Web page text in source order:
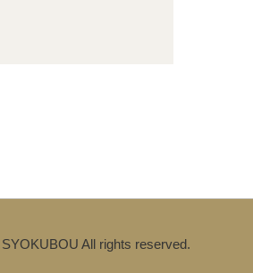
All rights reserved.